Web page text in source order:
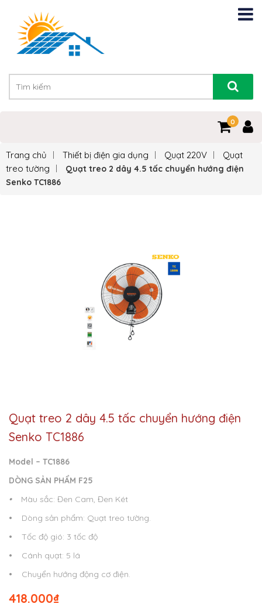
0
Trang chủ Thiết bị điện gia dụng Quạt 220V
Quạt
treo tường
Quạt treo 2 dây 4.5 tấc chuyển hướng điện
Senko TC1886
Quạt treo 2 dây 4.5 tấc chuyển hướng điện
Senko TC1886
Model – TC1886
DÒNG SẢN PHẨM F25
•
Màu sắc: Đen Cam, Đen Két
• Dòng sản phẩm: Quạt treo tường.
• Tốc độ gió: 3 tốc độ
• Cánh quạt: 5 lá
• Chuyển hướng động cơ điện.
₫
418.000